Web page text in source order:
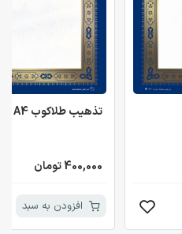
تذهیب طلاکوب A4 کد G-030
400,000 تومان
افزودن به سبد